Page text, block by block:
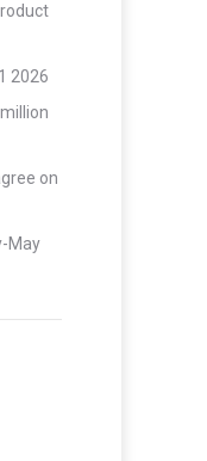
2026
on
May